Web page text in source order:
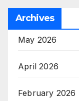
Archives
May 2026
April 2026
February 2026